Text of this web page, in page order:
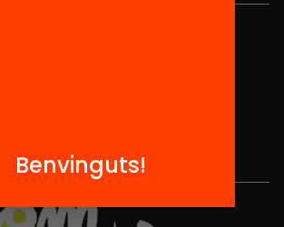
al Hub Social
08010 Barcelona
de...
Benvinguts!